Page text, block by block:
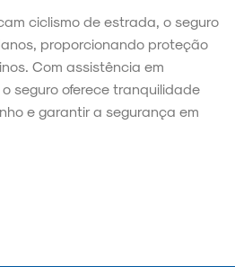
ciclismo de estrada, o seguro
proporcionando proteção
Com assistência em
seguro oferece tranquilidade
e garantir a segurança em